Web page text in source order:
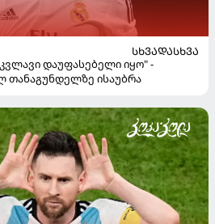
ᲡᲮᲕᲐᲓᲐᲡᲮᲕᲐ
დაუფასებელი იყო" -
თანაგუნდელზე ისაუბრა